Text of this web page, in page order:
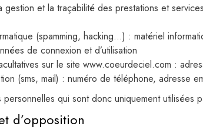
et la traçabilité des prestations et
(spamming, hacking…) : matériel
de connexion et d’utilisation
sur le site www.coeurdeciel.com :
(sms, mail) : numéro de téléphone, adresse
qui sont donc uniquement utilisées
d’opposition